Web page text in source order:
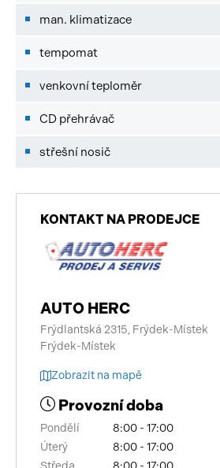
man. klimatizace
tempomat
venkovní teploměr
CD přehrávač
střešní nosič
KONTAKT NA PRODEJCE
AUTO HERC
Frýdlantská 2315, Frýdek-Místek
Frýdek-Místek
Zobrazit na mapě
Provozní doba
Pondělí
8:00 - 17:00
Úterý
8:00 - 17:00